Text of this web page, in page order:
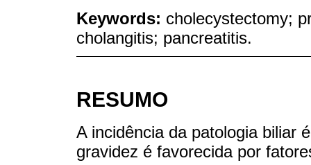
Keywords: cholecystectomy;
cholangitis; pancreatitis.
RESUMO
A incidência da patologia biliar
gravidez é favorecida por